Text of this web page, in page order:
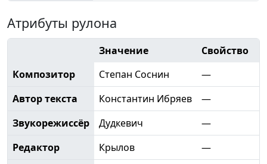
Атрибуты рулона
Значение
Свойство
Композитор
Степан Соснин
—
Автор текста
Константин Ибряев
—
Звукорежиссёр
Дудкевич
—
Редактор
Крылов
—